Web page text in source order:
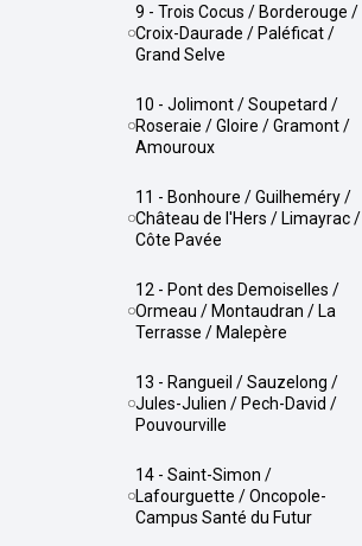
9 - Trois Cocus / Borderouge /
Croix-Daurade / Paléficat /
Grand Selve
10 - Jolimont / Soupetard /
Roseraie / Gloire / Gramont /
Amouroux
11 - Bonhoure / Guilheméry /
Château de l'Hers / Limayrac /
Côte Pavée
12 - Pont des Demoiselles /
Ormeau / Montaudran / La
Terrasse / Malepère
13 - Rangueil / Sauzelong /
Jules-Julien / Pech-David /
Pouvourville
14 - Saint-Simon /
Lafourguette / Oncopole-
Campus Santé du Futur